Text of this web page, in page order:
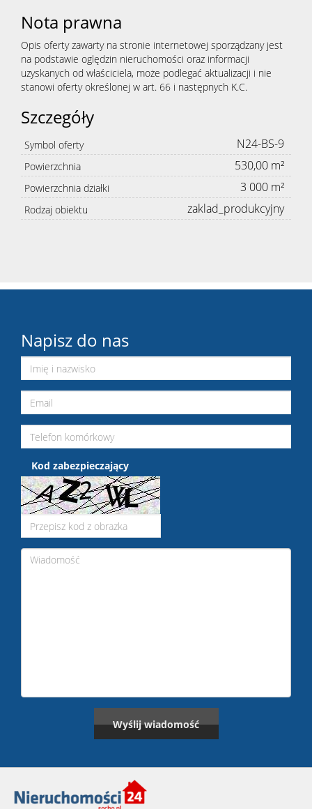
Nota prawna
Opis oferty zawarty na stronie internetowej sporządzany jest
na podstawie oględzin nieruchomości oraz informacji
uzyskanych od właściciela, może podlegać aktualizacji i nie
stanowi oferty określonej w art. 66 i następnych K.C.
Szczegóły
Symbol oferty N24-BS-9
Powierzchnia 530,00 m²
Powierzchnia działki 3 000 m²
Rodzaj obiektu zaklad_produkcyjny
Napisz do nas
Kod zabezpieczający